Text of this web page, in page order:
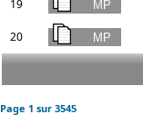
19
20
Page 1 sur 3545